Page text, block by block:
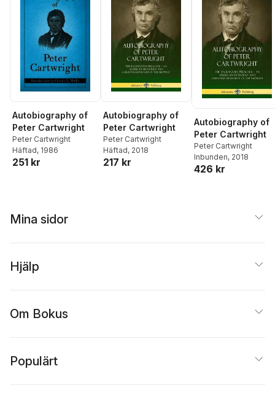
Autobiography of
Peter Cartwright
Peter Cartwright
Häftad, 1986
251 kr
Autobiography of
Peter Cartwright
Peter Cartwright
Häftad, 2018
217 kr
Autobiography of
Peter Cartwright
Peter Cartwright
Inbunden, 2018
426 kr
Mina sidor
Hjälp
Om Bokus
Populärt